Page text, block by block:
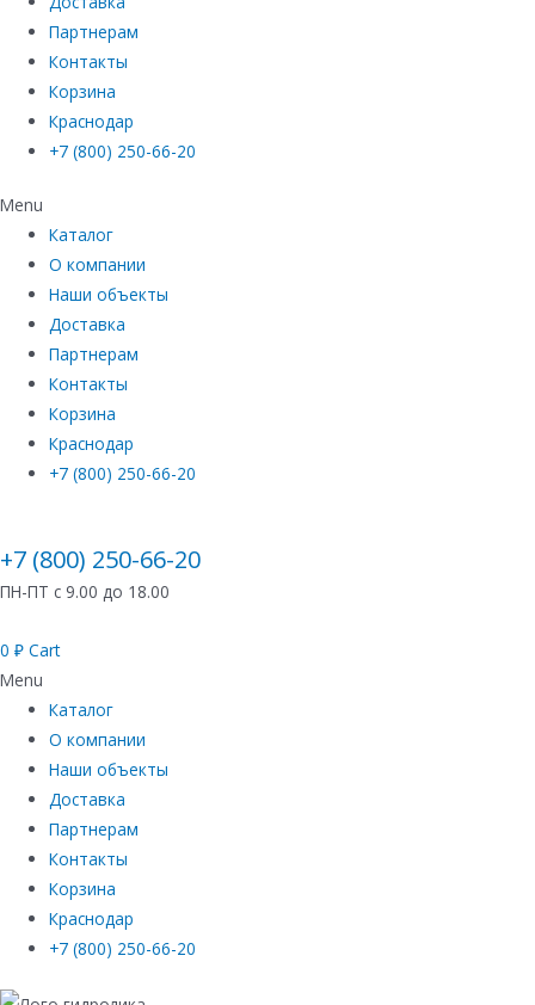
Партнерам
Контакты
Корзина
Краснодар
+7 (800) 250-66-20
Menu
Каталог
О компании
Наши объекты
Доставка
Партнерам
Контакты
Корзина
Краснодар
+7 (800) 250-66-20
+7 (800) 250-66-20
ПН-ПТ с 9.00 до 18.00
0 ₽ Cart
Menu
Каталог
О компании
Наши объекты
Доставка
Партнерам
Контакты
Корзина
Краснодар
+7 (800) 250-66-20